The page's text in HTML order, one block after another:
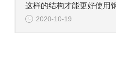
2020-10-19